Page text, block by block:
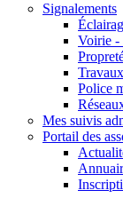
Signalements
Voirie -
Police
Mes suivis
Portail des